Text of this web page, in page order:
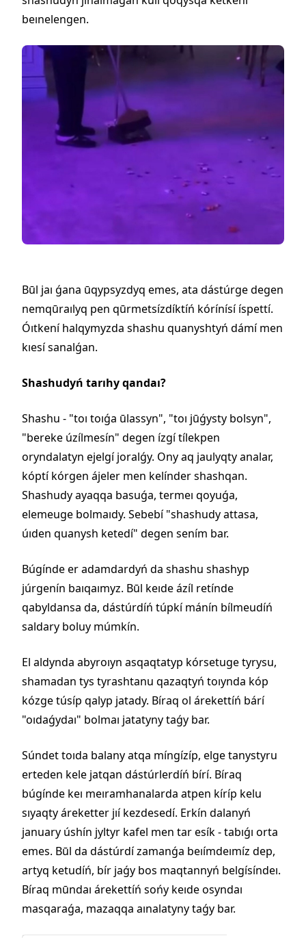
beınelengen.
Būl jaı ǵana ūqypsyzdyq emes, ata dástúrge degen
nemqūraılyq pen qūrmetsízdíktíń kórínísí íspettí.
Óıtkení halqymyzda shashu quanyshtyń dámí men
kıesí sanalǵan.
Shashudyń tarıhy qandaı?
Shashu - "toı toıǵa ūlassyn", "toı jūǵysty bolsyn",
"bereke úzílmesín" degen ízgí tílekpen
oryndalatyn ejelgí joralǵy. Ony aq jaulyqty analar,
kóptí kórgen ájeler men kelínder shashqan.
Shashudy ayaqqa basuǵa, termeı qoyuǵa,
elemeuge bolmaıdy. Sebebí "shashudy attasa,
úıden quanysh ketedí" degen sením bar.
Búgínde er adamdardyń da shashu shashyp
júrgenín baıqaımyz. Būl keıde ázíl retínde
qabyldansa da, dástúrdíń túpkí mánín bílmeudíń
saldary boluy múmkín.
El aldynda abyroıyn asqaqtatyp kórsetuge tyrysu,
shamadan tys tyrashtanu qazaqtyń toıynda kóp
kózge túsíp qalyp jatady. Bíraq ol árekettíń bárí
"oıdaǵydaı" bolmaı jatatyny taǵy bar.
Súndet toıda balany atqa míngízíp, elge tanystyru
erteden kele jatqan dástúrlerdíń bírí. Bíraq
búgínde keı meıramhanalarda atpen kíríp kelu
sıyaqty áreketter jıí kezdesedí. Erkín dalanyń
january úshín jyltyr kafel men tar esík - tabıǵı orta
emes. Būl da dástúrdí zamanǵa beıímdeımíz dep,
artyq ketudíń, bír jaǵy bos maqtannyń belgísíndeı.
Bíraq mūndaı árekettíń sońy keıde osyndaı
masqaraǵa, mazaqqa aınalatyny taǵy bar.